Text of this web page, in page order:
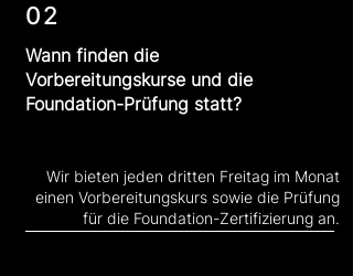
02
Wann finden die
Vorbereitungskurse und die
Foundation-Prüfung statt?
Wir bieten jeden dritten Freitag im Monat
einen Vorbereitungskurs sowie die Prüfung
für die Foundation-Zertifizierung an.